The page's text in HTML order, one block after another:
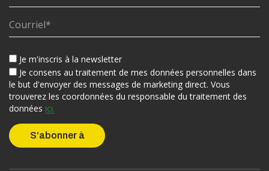
Je m'inscris à la newsletter
Je consens au traitement de mes données personnelles dans
le but d'envoyer des messages de marketing direct. Vous
trouverez les coordonnées du responsable du traitement des
données ici.